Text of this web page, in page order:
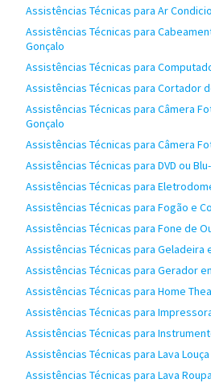
Assistências Técnicas para Ar
Assistências Técnicas para
Gonçalo
Assistências Técnicas para
Assistências Técnicas para Cortador
Assistências Técnicas para Câmera
Gonçalo
Assistências Técnicas para Câmera
Assistências Técnicas para DVD ou
Assistências Técnicas para
Assistências Técnicas para Fogão e
Assistências Técnicas para Fone de
Assistências Técnicas para Geladeira
Assistências Técnicas para Gerador
Assistências Técnicas para Home
Assistências Técnicas para
Assistências Técnicas para
Assistências Técnicas para Lava
Assistências Técnicas para Lava